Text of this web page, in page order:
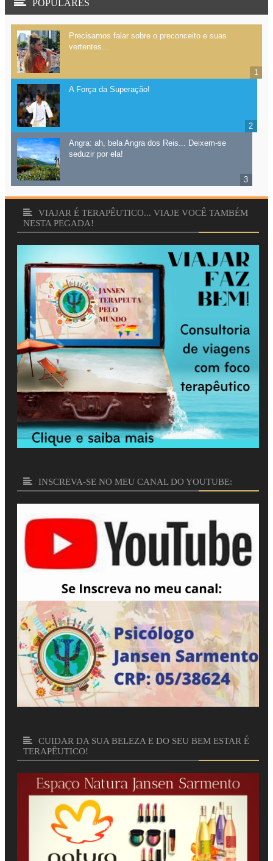
A Força da Superação!
seduzir por ela!
VIAJAR É TERAPÊUTICO... VIAJE VOCÊ TAMBÉM
NESTA PEGADA!
INSCREVA-SE NO MEU CANAL DO YOUTUBE:
CUIDAR DA SUA BELEZA E DO SEU BEM ESTAR É
TERAPÊUTICO!